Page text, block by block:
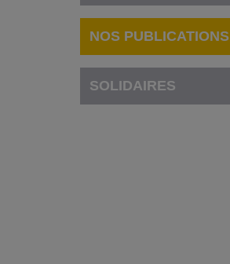
NOS PUBLICATIONS
SOLIDAIRES